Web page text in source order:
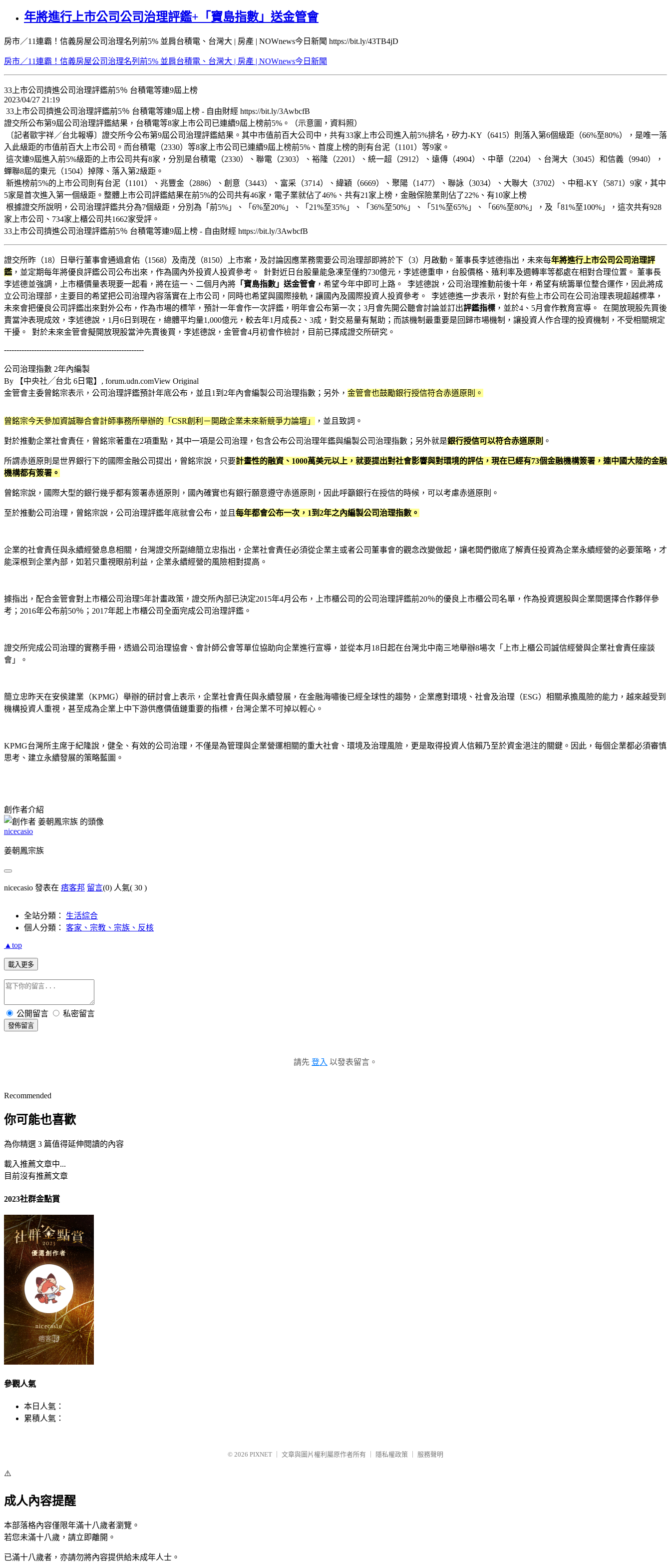
年將進行上市公司公司治理評鑑+「寶島指數」送金管會
房市／11連霸！信義房屋公司治理名列前5% 並肩台積電、台灣大 | 房產 | NOWnews今日新聞 https://bit.ly/43TB4jD
房市／11連霸！信義房屋公司治理名列前5% 並肩台積電、台灣大 | 房產 | NOWnews今日新聞
33上市公司擠進公司治理評鑑前5％ 台積電等連9屆上榜
2023/04/27 21:19
33上市公司擠進公司治理評鑑前5％ 台積電等連9屆上榜 - 自由財經 https://bit.ly/3AwbcfB
證交所公布第9屆公司治理評鑑結果，台積電等8家上市公司已連續9屆上榜前5%。（示意圖，資料照）
〔記者歐宇祥／台北報導〕證交所今公布第9屆公司治理評鑑結果。其中市值前百大公司中，共有33家上市公司進入前5%排名，矽力-KY（6415）則落入第6個級距（66%至80%），是唯一落
入此級距的市值前百大上市公司。而台積電（2330）等8家上市公司已連續9屆上榜前5%、首度上榜的則有台泥（1101）等9家。
這次連9屆進入前5%級距的上市公司共有8家，分別是台積電（2330）、聯電（2303）、裕隆（2201）、統一超（2912）、遠傳（4904）、中華（2204）、台灣大（3045）和信義（9940），
蟬聯8屆的東元（1504）掉隊、落入第2級距。
新進榜前5%的上市公司則有台泥（1101）、兆豐金（2886）、創意（3443）、富采（3714）、緯穎（6669）、聚陽（1477）、聯詠（3034）、大聯大（3702）、中租-KY（5871）9家，其中
5家是首次進入第一個級距。整體上市公司評鑑結果在前5%的公司共有46家，電子業就佔了46%、共有21家上榜，金融保險業則佔了22%、有10家上榜
根據證交所說明，公司治理評鑑共分為7個級距，分別為「前5%」、「6%至20%」、「21%至35%」、「36%至50%」、「51%至65%」、「66%至80%」，及「81%至100%」，這次共有928
家上市公司、734家上櫃公司共1662家受評。
33上市公司擠進公司治理評鑑前5％ 台積電等連9屆上榜 - 自由財經 https://bit.ly/3AwbcfB
證交所昨（18）日舉行董事會通過倉佑（1568）及南茂（8150）上市案，及討論因應業務需要公司治理部即將於下（3）月啟動。董事長李述德指出，未來每年將進行上市公司公司治理評
鑑 ，並定期每年將優良評鑑公司公布出來，作為國內外投資人投資參考。 針對近日台股量能急凍至僅約730億元，李述德重申，台股價格、殖利率及週轉率等都處在相對合理位置。 董事長
李述德並強調，上市櫃價量表現要一起看，將在這一、二個月內將 「寶島指數」送金管會，希望今年中即可上路。 李述德說，公司治理推動前後十年，希望有統籌單位整合運作，因此將成
立公司治理部，主要目的希望把公司治理內容落實在上市公司，同時也希望與國際接軌，讓國內及國際投資人投資參考。 李述德進一步表示，對於有些上市公司在公司治理表現超越標準，
未來會把優良公司評鑑出來對外公布，作為市場的標竿，預計一年會作一次評鑑，明年會公布第一次；3月會先開公聽會討論並訂出評鑑指標 ，並於4、5月會作教育宣導。 在開放現股先買後
賣當沖表現成效，李述德說，1月6日到現在，總體平均量1,000億元，較去年1月成長2、3成，對交易量有幫助；而該機制最重要是回歸市場機制，讓投資人作合理的投資機制，不受相關規定
干擾。 對於未來金管會擬開放現股當沖先賣後買，李述德說，金管會4月初會作檢討，目前已擇成證交所研究。
--------------------------------------------------------
公司治理指數 2年內編製
By 【中央社╱台北 6日電】, forum.udn.comView Original
金管會主委曾銘宗表示，公司治理評鑑預計年底公布，並且1到2年內會編製公司治理指數；另外， 金管會也鼓勵銀行授信符合赤道原則。
曾銘宗今天參加資誠聯合會計師事務所舉辦的「CSR創利－開啟企業未來新競爭力論壇」 ，並且致詞。
對於推動企業社會責任，曾銘宗著重在2項重點，其中一項是公司治理，包含公布公司治理年鑑與編製公司治理指數；另外就是銀行授信可以符合赤道原則 。
所謂赤道原則是世界銀行下的國際金融公司提出，曾銘宗說，只要計畫性的融資、1000萬美元以上，就要提出對社會影響與對環境的評估，現在已經有73個金融機構簽署，連中國大陸的金融
機構都有簽署。
曾銘宗說，國際大型的銀行幾乎都有簽署赤道原則，國內確實也有銀行願意遵守赤道原則，因此呼籲銀行在授信的時候，可以考慮赤道原則。
至於推動公司治理，曾銘宗說，公司治理評鑑年底就會公布，並且 每年都會公布一次，1到2年之內編製公司治理指數。
企業的社會責任與永續經營息息相關，台灣證交所副總簡立忠指出，企業社會責任必須從企業主或者公司董事會的觀念改變做起，讓老闆們徹底了解責任投資為企業永續經營的必要策略，才
能深根到企業內部，如若只重視眼前利益，企業永續經營的風險相對提高。
據指出，配合金管會對上市櫃公司治理5年計畫政策，證交所內部已決定2015年4月公布，上市櫃公司的公司治理評鑑前20％的優良上市櫃公司名單，作為投資選股與企業間選擇合作夥伴參
考；2016年公布前50％；2017年起上市櫃公司全面完成公司治理評鑑。
證交所完成公司治理的實務手冊，透過公司治理協會、會計師公會等單位協助向企業進行宣導，並從本月18日起在台灣北中南三地舉辦8場次「上市上櫃公司誠信經營與企業社會責任座談
會」。
簡立忠昨天在安侯建業（KPMG）舉辦的研討會上表示，企業社會責任與永續發展，在金融海嘯後已經全球性的趨勢，企業應對環境、社會及治理（ESG）相關承擔風險的能力，越來越受到
機構投資人重視，甚至成為企業上中下游供應價值鏈重要的指標，台灣企業不可掉以輕心。
KPMG台灣所主席于紀隆說，健全、有效的公司治理，不僅是為管理與企業營運相關的重大社會、環境及治理風險，更是取得投資人信賴乃至於資金浥注的關鍵。因此，每個企業都必須審慎
思考、建立永續發展的策略藍圖。
創作者介紹
nicecasio
姜朝鳳宗族
nicecasio 發表在 痞客邦 留言(0) 人氣( 30 )
全站分類： 生活綜合
個人分類： 客家、宗教、宗族、反核
▲top
載入更多
公開留言 私密留言
發佈留言
請先 登入 以發表留言。
Recommended
你可能也喜歡
為你精選 3 篇值得延伸閱讀的內容
載入推薦文章中...
目前沒有推薦文章
2023社群金點賞
參觀人氣
本日人氣：
累積人氣：
© 2026 PIXNET 文章與圖片權利屬原作者所有 隱私權政策 服務聲明
⚠️
成人內容提醒
本部落格內容僅限年滿十八歲者瀏覽。
若您未滿十八歲，請立即離開。
已滿十八歲者，亦請勿將內容提供給未成年人士。